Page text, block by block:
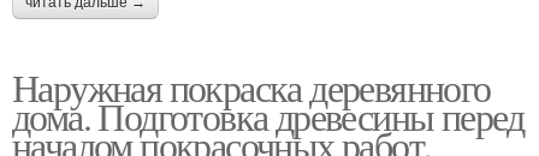
Наружная покраска деревянного
дома. Подготовка древесины перед
началом покрасочных работ.